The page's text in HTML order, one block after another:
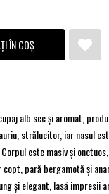
ÎN COȘ
alb sec şi aromat,
strălucitor, iar nasul
este masiv şi
pară bergamotă şi
şi elegant, lasă impresii